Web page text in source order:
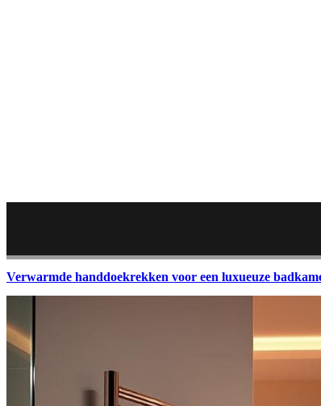
Verwarmde handdoekrekken voor een luxueuze